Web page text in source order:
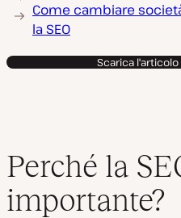
Come cambiare
la SEO
Scarica l'articolo
Perché la
importante?